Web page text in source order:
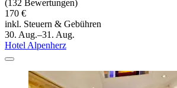
(132 Bewertungen)
170 €
inkl. Steuern & Gebühren
30. Aug.–31. Aug.
Hotel Alpenherz